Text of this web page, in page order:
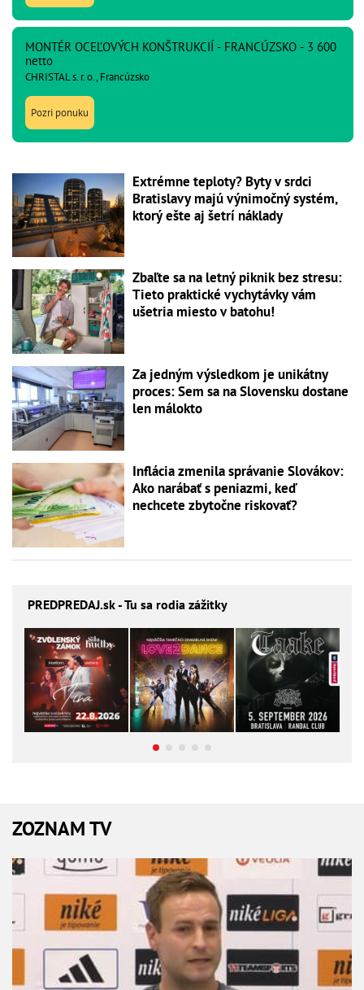
MONTÉR OCEĽOVÝCH KONŠTRUKCIÍ - FRANCÚZSKO - 3 600
netto
CHRISTAL s. r. o., Francúzsko
Pozri ponuku
Extrémne teploty? Byty v srdci
Bratislavy majú výnimočný systém,
ktorý ešte aj šetrí náklady
Zbaľte sa na letný piknik bez stresu:
Tieto praktické vychytávky vám
ušetria miesto v batohu!
Za jedným výsledkom je unikátny
proces: Sem sa na Slovensku dostane
len málokto
Inflácia zmenila správanie Slovákov:
Ako narábať s peniazmi, keď
nechcete zbytočne riskovať?
PREDPREDAJ.sk - Tu sa rodia zážitky
ZOZNAM TV